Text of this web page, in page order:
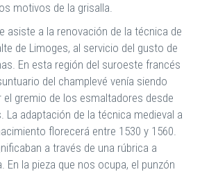
motivos de la grisalla.
asiste a la renovación de la técnica de
de Limoges, al servicio del gusto de
En esta región del suroeste francés
del champlevé venía siendo
gremio de los esmaltadores desde
La adaptación de la técnica medieval a
florecerá entre 1530 y 1560.
a través de una rúbrica a
En la pieza que nos ocupa, el punzón